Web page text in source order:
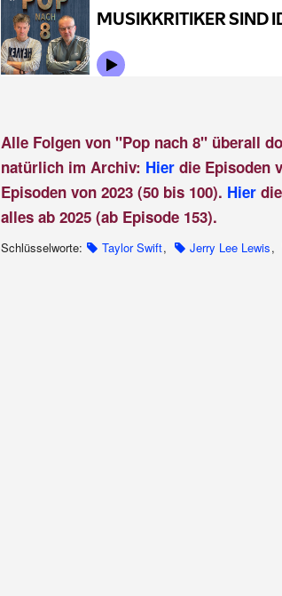
Alle Folgen von "Pop nach 8" überall
natürlich im Archiv: Hier die Episoden
Episoden von 2023 (50 bis 100). Hier
alles ab 2025 (ab Episode 153).
Schlüsselworte: Taylor Swift, Jerry Lee Lewis,